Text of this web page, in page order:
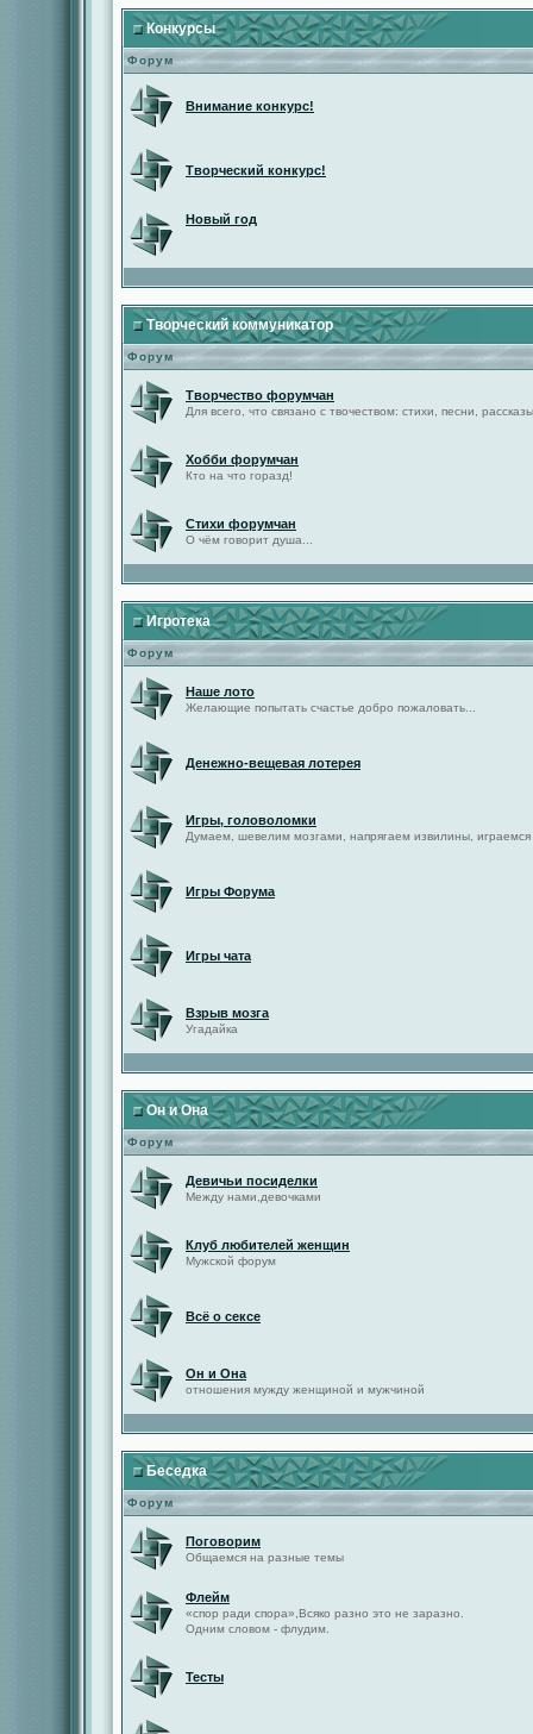
Конкурсы
Форум
Внимание конкурс!
Творческий конкурс!
Новый год
Творческий коммуникатор
Форум
Творчество форумчан
Для всего, что связано с твочеством: стихи, песни,
Хобби форумчан
Кто на что горазд!
Стихи форумчан
О чём говорит душа...
Игротека
Форум
Наше лото
Желающие попытать счастье добро пожаловать...
Денежно-вещевая лотерея
Игры, головоломки
Думаем, шевелим мозгами, напрягаем извилины,
Игры Форума
Игры чата
Взрыв мозга
Угадайка
Он и Она
Форум
Девичьи посиделки
Между нами,девочками
Клуб любителей женщин
Мужской форум
Всё о сексе
Он и Она
отношения мужду женщиной и мужчиной
Беседка
Форум
Поговорим
Общаемся на разные темы
Флейм
«спор ради спора»,Всяко разно это не заразно.
Одним словом - флудим.
Тесты